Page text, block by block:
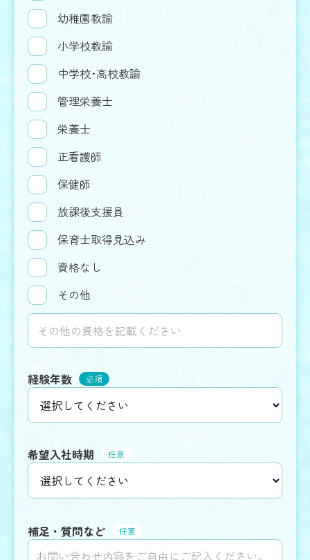
求人に関するご質問や
ご相談はお気軽にご連絡ください
0120-73-3935
幼稚園教諭
小学校教諭
中学校･高校教諭
管理栄養士
栄養士
正看護師
保健師
放課後支援員
保育士取得見込み
資格なし
その他
経験年数 必須
希望入社時期 任意
補足・質問など 任意